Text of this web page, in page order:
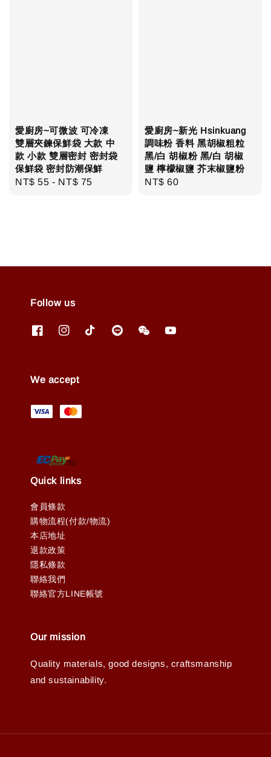
愛廚房~可微波 可冷凍
雙層夾鍊保鮮袋 大款 中
款 小款 雙層密封 密封袋
保鮮袋 密封防潮保鮮
Regular
NT$ 55 - NT$ 75
愛廚房~新光 Hsinkuang
調味粉 香料 黑胡椒粗粒
黑/白 胡椒粉 黑/白 胡椒
鹽 檸檬椒鹽 芥末椒鹽粉
Regular
NT$ 60
Follow us
We accept
Quick links
會員條款
購物流程(付款/物流)
本店地址
退款政策
隱私條款
聯絡我們
聯絡官方LINE帳號
Our mission
Quality materials, good designs, craftsmanship
and sustainability.